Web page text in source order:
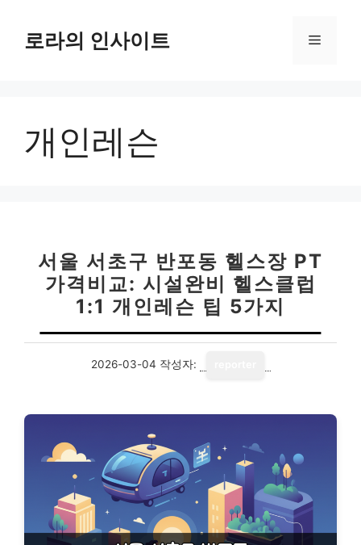
로라의 인사이트 메
개인레슨
서울 서초구 반포동 헬스장 PT
가격비교: 시설완비 헬스클럽
1:1 개인레슨 팁 5가지
2026-03-04 작성자: